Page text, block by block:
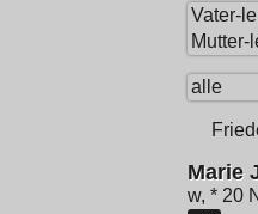
Vater-
Mutter-
alle
Marie
w, * 20